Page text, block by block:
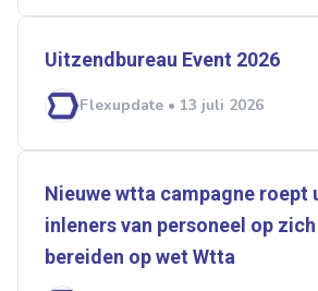
Uitzendbureau Event 2026
Flexupdate • 13 juli 2026
Nieuwe wtta campagne roept
inleners van personeel op
bereiden op wet ­­Wtta